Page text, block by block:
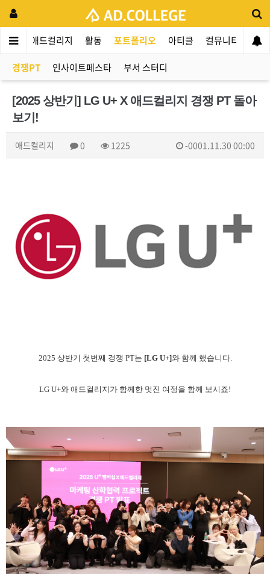
애드컬리지 활동 포트폴리오 아티클 컬뮤니티 애
경쟁PT 인사이트페스타 부서 스터디
[2025 상반기] LG U+ X 애드컬리지 경쟁 PT 돌아
보기!
애드컬리지 0 1225 -0001.11.30 00:00
2025 상반기 첫번째 경쟁 PT는 [LG U+]와 함께 했습니다.
LG U+와 애드컬리지가 함께한 멋진 여정을 함께 보시죠!